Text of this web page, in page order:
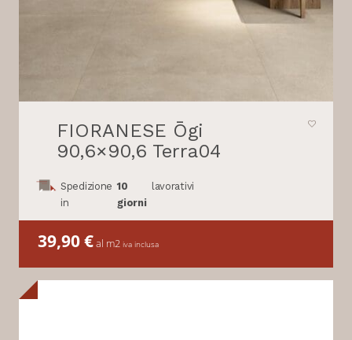
FIORANESE Ōgi
90,6×90,6 Terra04
Spedizione
in
10
giorni
lavorativi
39,90€al m2 iva inclusa